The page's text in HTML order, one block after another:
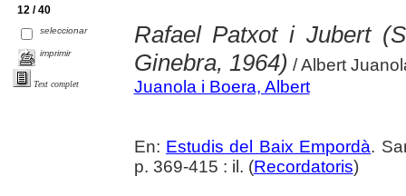
12 / 40
seleccionar
imprimir
Text complet
Rafael Patxot i Jubert
Ginebra, 1964) / Albert
Juanola i Boera, Albert
En: Estudis del Baix Empordà.
p. 369-415 : il. (Recordatoris)